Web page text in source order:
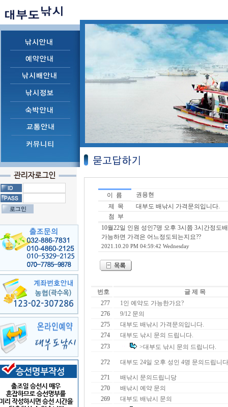
이 름
권용현
제 목
대부도 배낚시 가격문의입니다.
첨 부
10월22일 인원 성인7명 오후 3시쯤 3시간정도
가능하면 가격은 어느정도되는지요??
2021.10.20 PM 04:59:42 Wednesday
번호
글 제 목
277
1인 예약도 가능한가요?
276
9/12 문의
275
대부도 배낚시 가격문의입니다.
274
대부도 낚시 문의 드립니다.
273
>대부도 낚시 문의 드립니다.
272 대부도 24일 오후 성인 4명 문의드립니
271
배낚시 문의드립니당
270
배낚시 예약 문의
269
대부도 배낚시 문의